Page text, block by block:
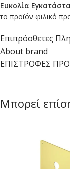
Ευκολία
το προϊόν φιλικό
Επιπρόσθετες
About brand
ΕΠΙΣΤΡΟΦΕΣ
Μπορεί